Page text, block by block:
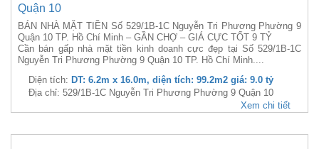
Quận 10
BÁN NHÀ MẶT TIỀN Số 529/1B-1C Nguyễn Tri Phương Phường 9
Quận 10 TP. Hồ Chí Minh – GẦN CHỢ – GIÁ CỰC TỐT 9 TỶ
Cần bán gấp nhà mặt tiền kinh doanh cực đẹp tại Số 529/1B-1C
Nguyễn Tri Phương Phường 9 Quận 10 TP. Hồ Chí Minh....
Diện tích: DT: 6.2m x 16.0m, diện tích: 99.2m2 giá: 9.0 tỷ
Địa chỉ: 529/1B-1C Nguyễn Tri Phương Phường 9 Quận 10
Xem chi tiết